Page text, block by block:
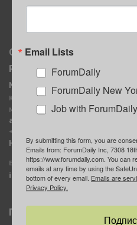
О нас
Реклама
MediaKit
Контактное лицо:
Марина Баранчук
ad@forumdaily.com
+1 347-604-1261
Наши рекламодатели
E-mail редакции:
info@forumdaily.com
Подписка
Email Lists
ForumDaily
ForumDaily New
Job with ForumDaily
By submitting this form, you are
Emails from: ForumDaily Inc, 7308
https://www.forumdaily.com. You can
emails at any time by using the
bottom of every email. Emails are
Privacy Policy.